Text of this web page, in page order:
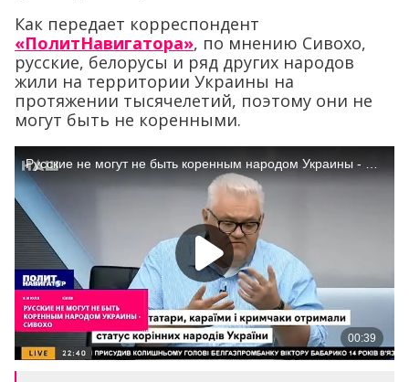
Как передает корреспондент
«ПолитНавигатора», по мнению Сивохо,
русские, белорусы и ряд других народов
жили на территории Украины на
протяжении тысячелетий, поэтому они не
могут быть не коренными.